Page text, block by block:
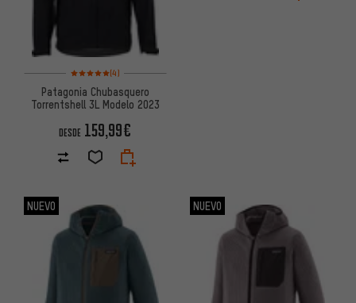
Valoración media: 5 de 5 basada en 4 reseñas
(4)
Patagonia Chubasquero
Torrentshell 3L Modelo 2023
DESDE 159,99€
NUEVO NUEVO